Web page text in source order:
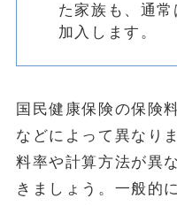
た家族も、通
加入します。
国民健康保険の保険
などによって異なり
料率や計算方法が異
きましょう。一般的